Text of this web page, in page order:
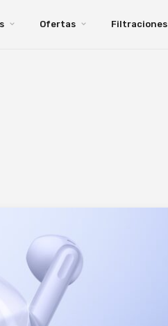
Ofertas Filtraciones